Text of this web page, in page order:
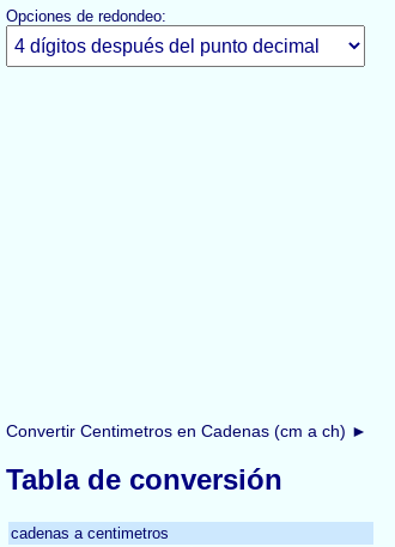
Opciones de redondeo:
Convertir Centimetros en Cadenas (cm a ch) ►
Tabla de conversión
cadenas a centimetros